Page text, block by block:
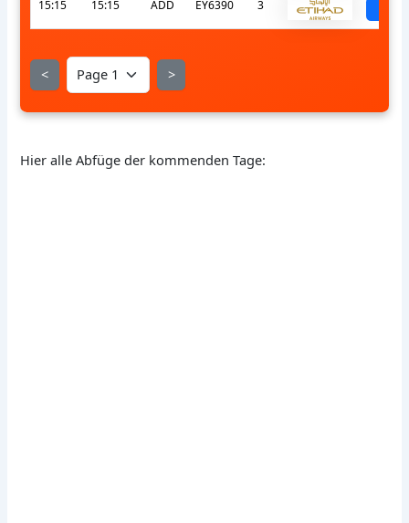
15:15 15:15 ADD EY6390 3
< >
Hier alle Abfüge der kommenden Tage: